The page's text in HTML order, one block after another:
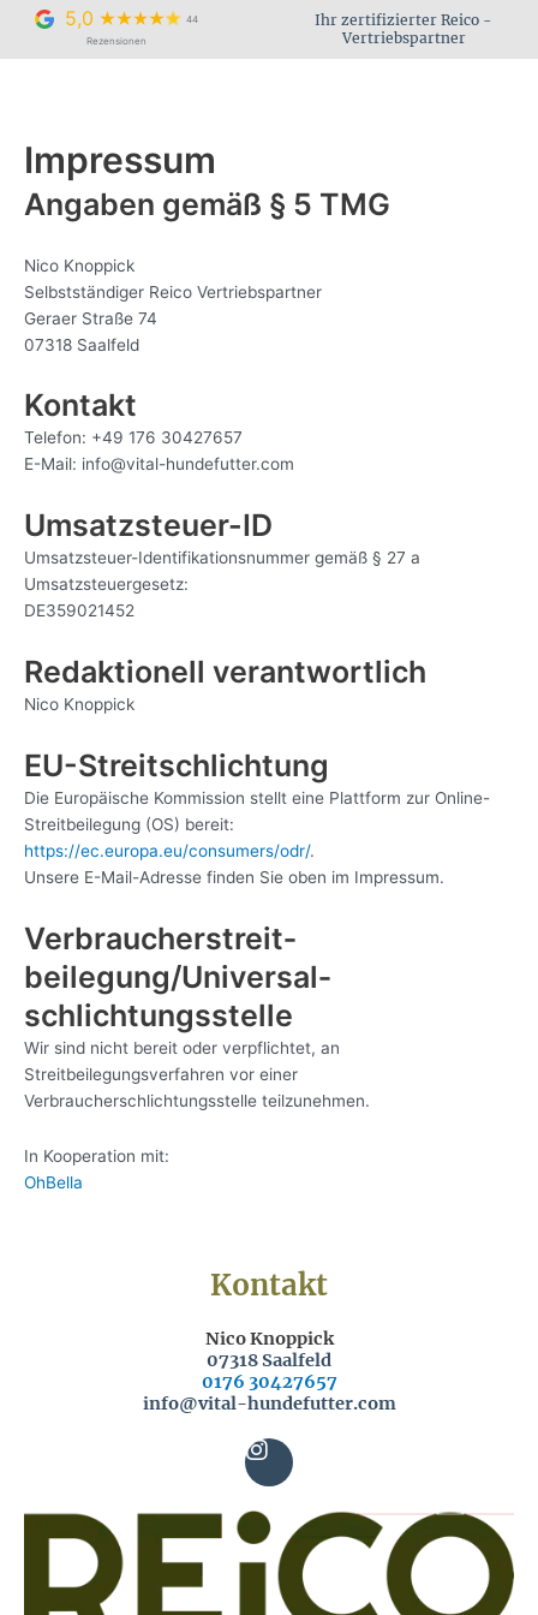
springen
5,0
44
Rezensionen
Ihr zertifizierter Reico -
Vertriebspartner
Impressum
Angaben gemäß § 5 TMG
Nico Knoppick
Selbstständiger Reico Vertriebspartner
Geraer Straße 74
07318 Saalfeld
Kontakt
Telefon: +49 176 30427657
E-Mail: info@vital-hundefutter.com
Umsatzsteuer-ID
Umsatzsteuer-Identifikationsnummer gemäß § 27 a
Umsatzsteuergesetz:
DE359021452
Redaktionell verantwortlich
Nico Knoppick
EU-Streitschlichtung
Die Europäische Kommission stellt eine Plattform zur Online-
Streitbeilegung (OS) bereit:
https://ec.europa.eu/consumers/odr/.
Unsere E-Mail-Adresse finden Sie oben im Impressum.
Verbraucher­streit­
beilegung/Universal­
schlichtungs­stelle
Wir sind nicht bereit oder verpflichtet, an
Streitbeilegungsverfahren vor einer
Verbraucherschlichtungsstelle teilzunehmen.
In Kooperation mit:
OhBella
Kontakt
Nico Knoppick
07318 Saalfeld
0176 30427657
info@vital-hundefutter.com
I
t
a
g